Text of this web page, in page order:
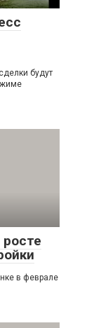
будут
в феврале